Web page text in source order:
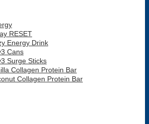
RESET
Energy Drink
Cans
Surge Sticks
Collagen Protein Bar
Collagen Protein Bar